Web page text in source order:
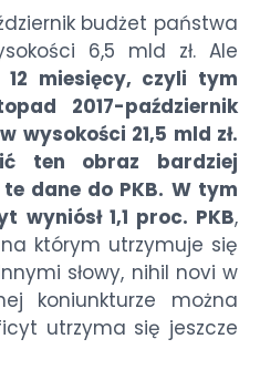
budżet państwa
6,5 mld zł. Ale
12 miesięcy, czyli tym
2017-październik
wysokości 21,5 mld zł.
ten obraz bardziej
dane do PKB. W tym
wyniósł 1,1 proc. PKB,
którym utrzymuje się
słowy, nihil novi w
koniunkturze można
utrzyma się jeszcze